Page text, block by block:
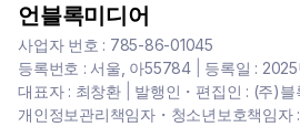
언블록미디어
사업자 번호 : 785-86-01045
등록번호 : 서울, 아55784| 등록일 :
대표자 : 최창환| 발행인・편집인 : (주)
개인정보관리책임자・청소년보호책임자